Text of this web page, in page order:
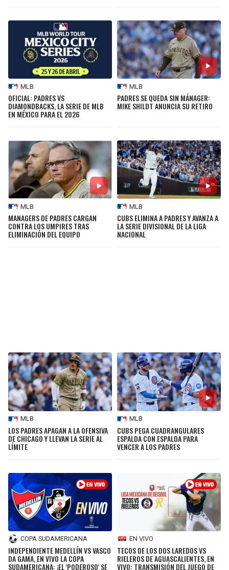
MLB
OFICIAL: PADRES VS
DIAMONDBACKS, LA SERIE DE MLB
EN MÉXICO PARA EL 2026
MLB
PADRES SE QUEDA SIN MÁNAGER:
MIKE SHILDT ANUNCIA SU RETIRO
MLB
MANAGERS DE PADRES CARGAN
CONTRA LOS UMPIRES TRAS
ELIMINACIÓN DEL EQUIPO
MLB
CUBS ELIMINA A PADRES Y AVANZA A
LA SERIE DIVISIONAL DE LA LIGA
NACIONAL
MLB
LOS PADRES APAGAN A LA OFENSIVA
DE CHICAGO Y LLEVAN LA SERIE AL
LÍMITE
MLB
CUBS PEGA CUADRANGULARES
ESPALDA CON ESPALDA PARA
VENCER A LOS PADRES
COPA SUDAMERICANA
INDEPENDIENTE MEDELLÍN VS VASCO
DA GAMA, EN VIVO LA COPA
SUDAMERICANA: ¡EL 'PODEROSO' SE
EN VIVO
TECOS DE LOS DOS LAREDOS VS
RIELEROS DE AGUASCALIENTES, EN
VIVO: TRANSMISIÓN DEL JUEGO DE